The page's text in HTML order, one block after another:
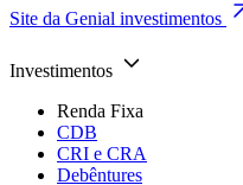
Site da Genial investimentos
Investimentos
Renda Fixa
CDB
CRI e CRA
Debêntures